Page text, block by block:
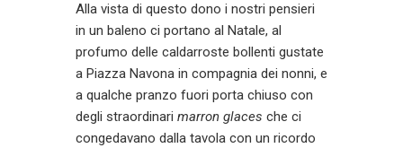
Alla vista di questo dono i nostri pensieri
in un baleno ci portano al Natale, al
profumo delle caldarroste bollenti gustate
a Piazza Navona in compagnia dei nonni, e
a qualche pranzo fuori porta chiuso con
degli straordinari marron glaces che ci
congedavano dalla tavola con un ricordo